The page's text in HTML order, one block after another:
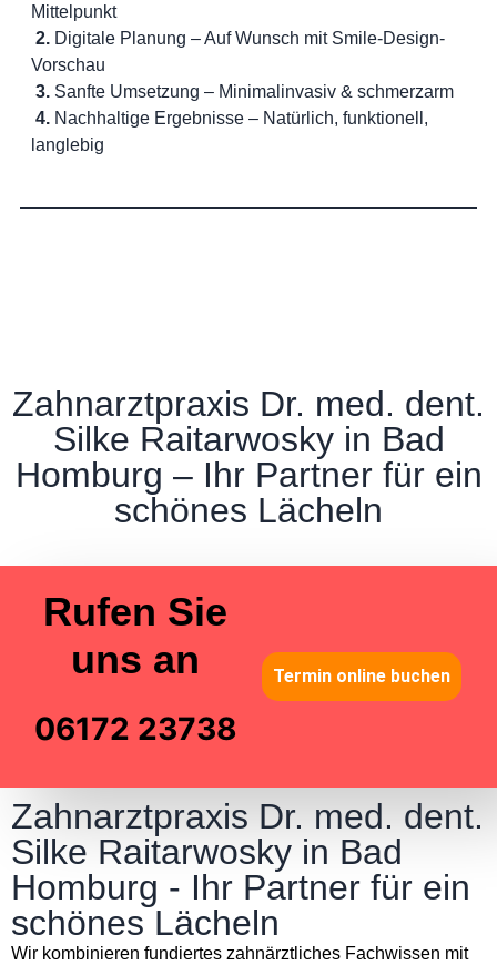
Mittelpunkt
2.Digitale Planung – Auf Wunsch mit Smile-Design-
Vorschau
3.Sanfte Umsetzung – Minimalinvasiv & schmerzarm
4.Nachhaltige Ergebnisse – Natürlich, funktionell,
langlebig
Zahnarztpraxis Dr. med. dent.
Silke Raitarwosky in Bad
Homburg – Ihr Partner für ein
schönes Lächeln
Rufen Sie
uns an
06172 23738
Termin online buchen
Zahnarztpraxis Dr. med. dent.
Silke Raitarwosky in Bad
Homburg - Ihr Partner für ein
schönes Lächeln
Wir kombinieren fundiertes zahnärztliches Fachwissen mit